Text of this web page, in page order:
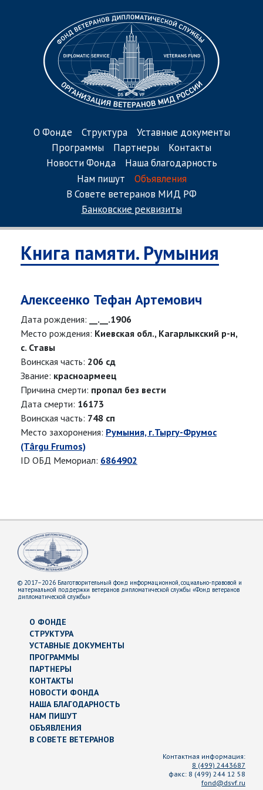
О Фонде Структура
Уставные документы
Программы
Партнеры
Контакты
Новости Фонда
Наша благодарность
Нам пишут
Объявления
В Совете ветеранов МИД РФ
Банковские реквизиты
Книга памяти. Румыния
Алексеенко Тефан Артемович
Дата рождения:
__.__.1906
Место рождения: Киевская обл., Кагарлыкский р-н,
с. Ставы
Воинская часть: 206 сд
Звание: красноармеец
Причина смерти: пропал без вести
Дата смерти: 16173
Воинская часть: 748 сп
Место захоронения: Румыния, г.Тыргу-Фрумос
(Târgu Frumos)
ID ОБД Мемориал: 6864902
© 2017–2026 Благотворительный фонд информационной, социально-правовой и
материальной поддержки ветеранов дипломатической службы «Фонд ветеранов
дипломатической службы»
О ФОНДЕ
СТРУКТУРА
УСТАВНЫЕ ДОКУМЕНТЫ
ПРОГРАММЫ
ПАРТНЕРЫ
КОНТАКТЫ
НОВОСТИ ФОНДА
НАША БЛАГОДАРНОСТЬ
НАМ ПИШУТ
ОБЪЯВЛЕНИЯ
В СОВЕТЕ ВЕТЕРАНОВ
Контактная информация:
8 (499) 2443687
факс: 8 (499) 244 12 58
fond@dsvf.ru